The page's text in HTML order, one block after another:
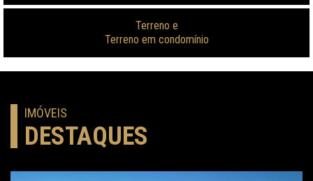
Terreno e
Terreno em condomínio
IMÓVEIS
DESTAQUES